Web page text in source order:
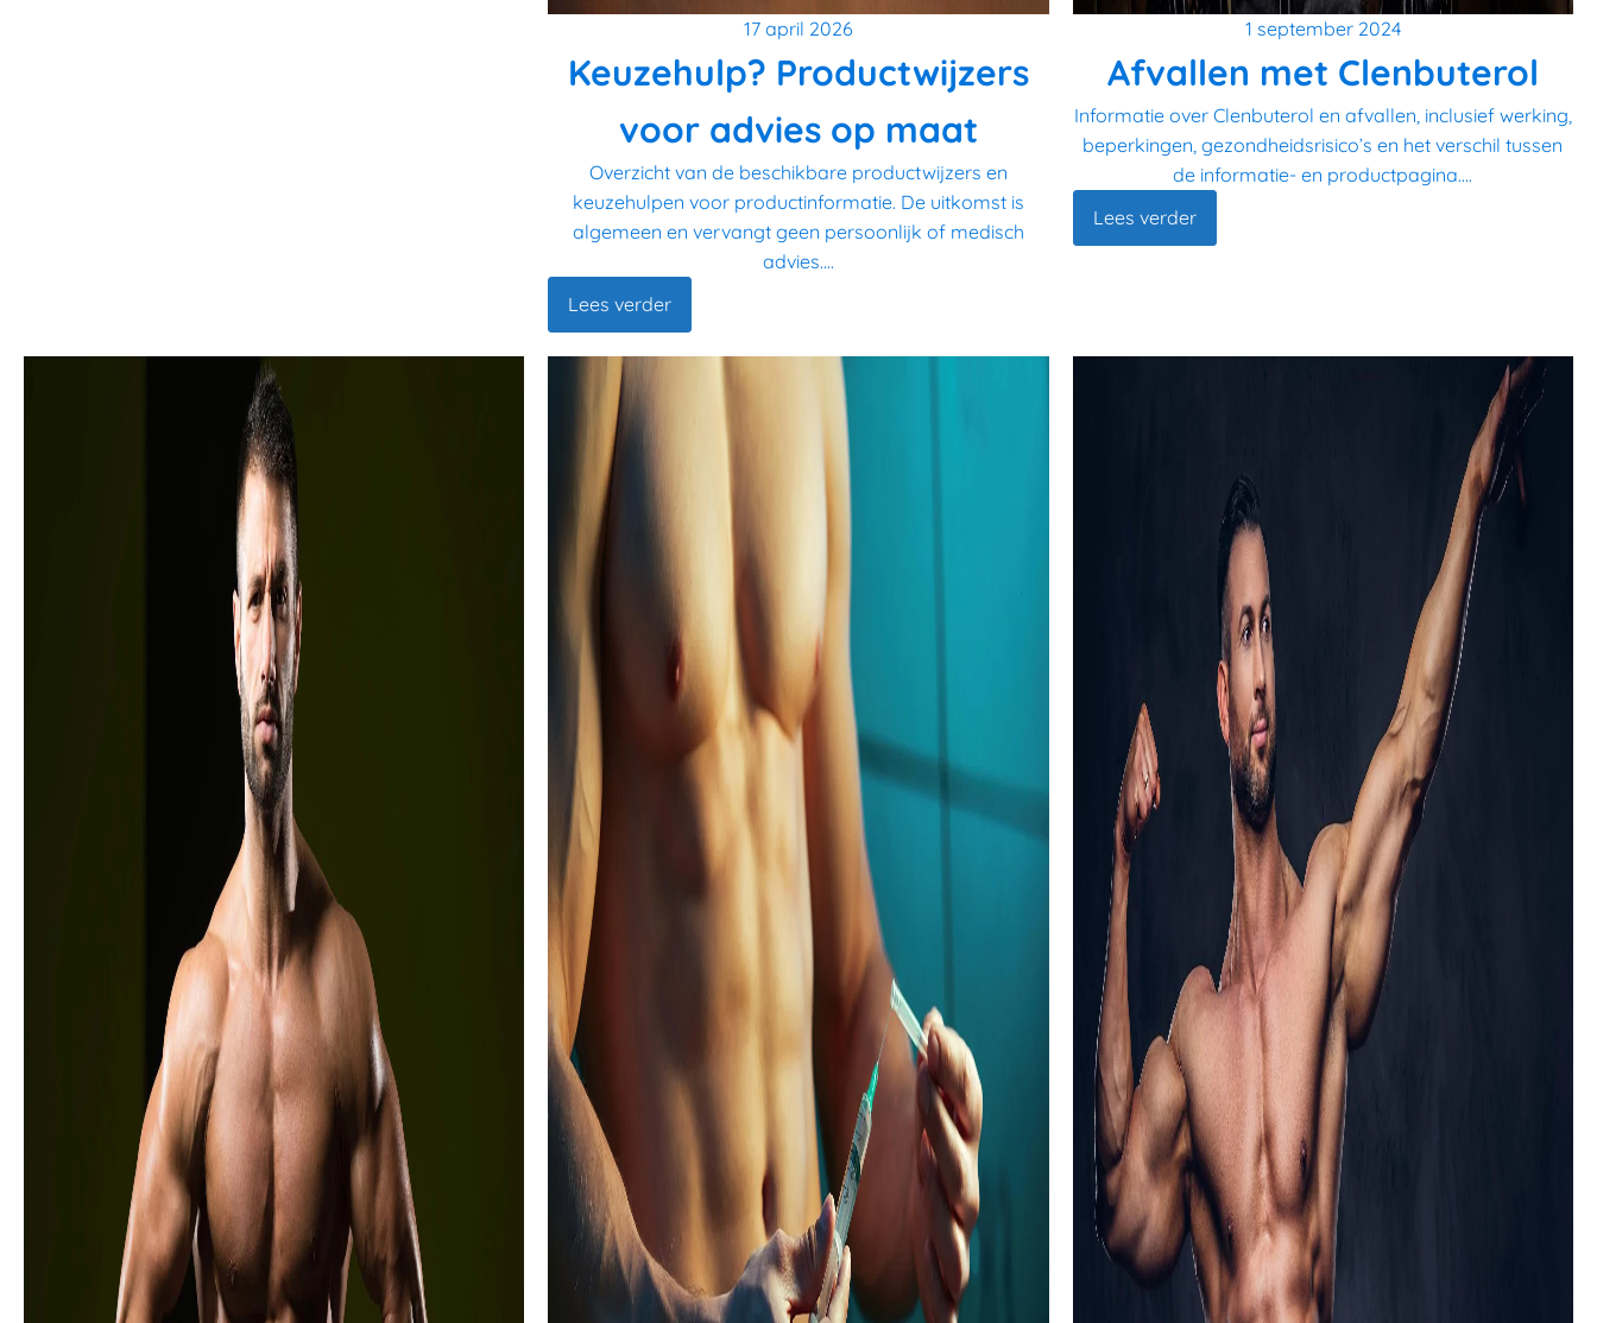
17 april 2026
Keuzehulp? Productwijzers
voor advies op maat
Overzicht van de beschikbare productwijzers en
keuzehulpen voor productinformatie. De uitkomst is
algemeen en vervangt geen persoonlijk of medisch
advies....
Lees verder
1 september 2024
Afvallen met Clenbuterol
Informatie over Clenbuterol en afvallen, inclusief werking,
beperkingen, gezondheidsrisico’s en het verschil tussen
de informatie- en productpagina....
Lees verder